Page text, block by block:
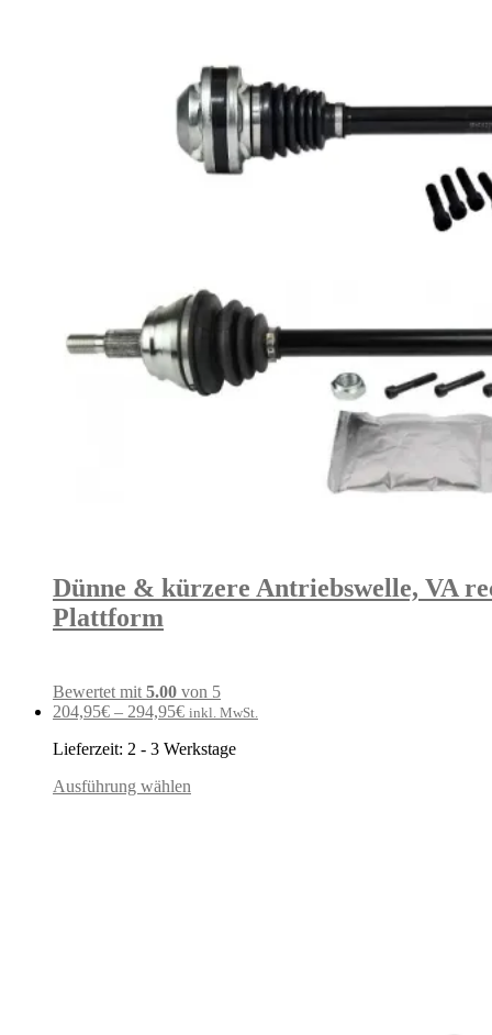
Dünne & kürzere Antriebswelle, VA
Plattform
Bewertet mit 5.00 von 5
204,95€ – 294,95€ inkl. MwSt.
Lieferzeit: 2 - 3 Werkstage
Ausführung wählen